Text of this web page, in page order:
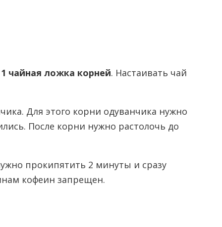
чайная ложка корней. Настаивать чай
Для этого корни одуванчика нужно
После корни нужно растолочь до
прокипятить 2 минуты и сразу
кофеин запрещен.